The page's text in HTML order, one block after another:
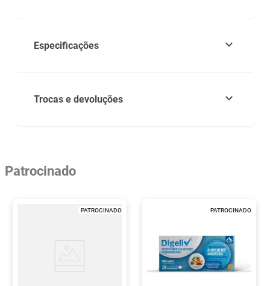
Especificações
Trocas e devoluções
Patrocinado
PATROCINADO PATROCINADO